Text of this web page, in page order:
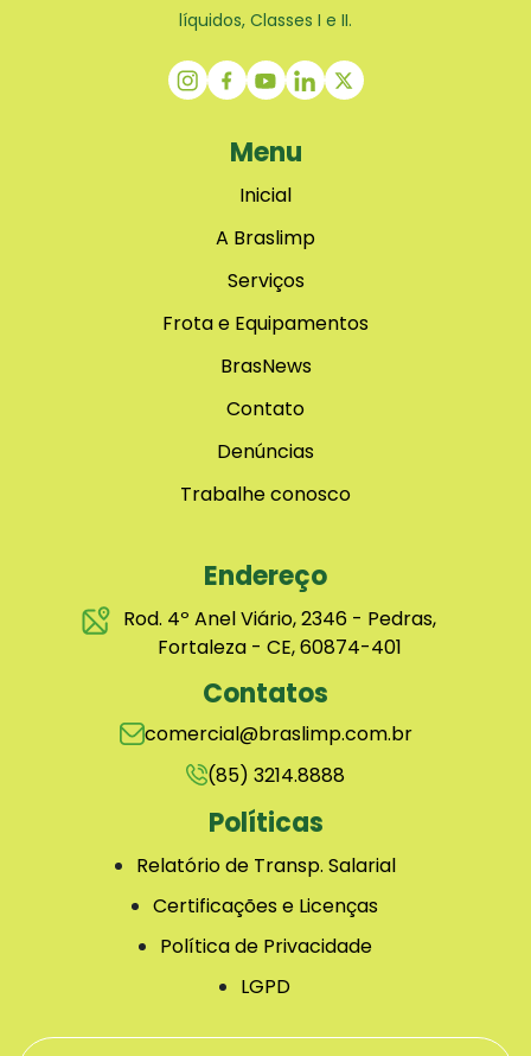
líquidos, Classes I e II.
Menu
Inicial
A Braslimp
Serviços
Frota e Equipamentos
BrasNews
Contato
Denúncias
Trabalhe conosco
Endereço
Rod. 4º Anel Viário, 2346 - Pedras,
Fortaleza - CE, 60874-401
Contatos
comercial@braslimp.com.br
(85) 3214.8888
Políticas
Relatório de Transp. Salarial
Certificações e Licenças
Política de Privacidade
LGPD